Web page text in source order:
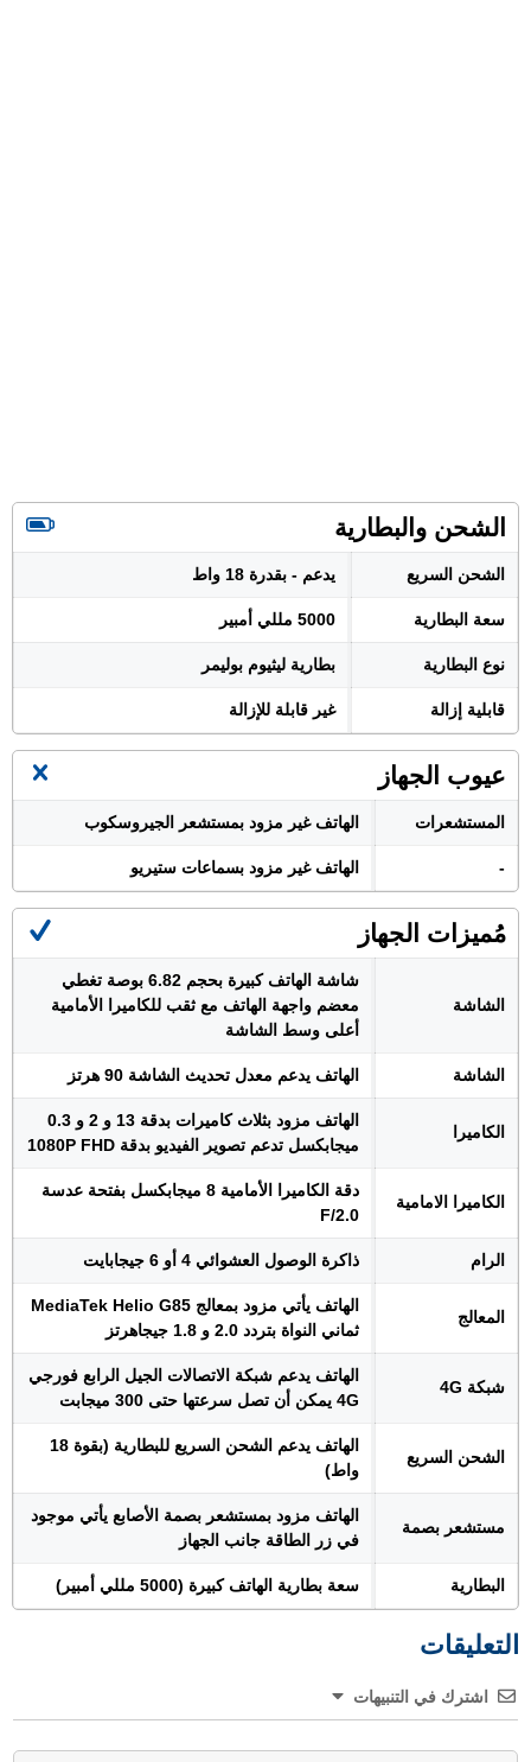
الشحن والبطارية
الشحن السريع يدعم - بقدرة 18 واط
سعة البطارية 5000 مللي أمبير
نوع البطارية بطارية ليثيوم بوليمر
قابلية إزالة غير قابلة للإزالة
عيوب الجهاز
المستشعرات الهاتف غير مزود بمستشعر الجيروسكوب
- الهاتف غير مزود بسماعات ستيريو
مُميزات الجهاز
الشاشة
شاشة الهاتف كبيرة بحجم 6.82 بوصة تغطي
معضم واجهة الهاتف مع ثقب للكاميرا الأمامية
أعلى وسط الشاشة
الشاشة الهاتف يدعم معدل تحديث الشاشة 90 هرتز
الكاميرا
الهاتف مزود بثلاث كاميرات بدقة 13 و 2 و 0.3
ميجابكسل تدعم تصوير الفيديو بدقة 1080P FHD
الكاميرا الامامية
دقة الكاميرا الأمامية 8 ميجابكسل بفتحة عدسة
F/2.0
الرام ذاكرة الوصول العشوائي 4 أو 6 جيجابايت
المعالج
الهاتف يأتي مزود بمعالج MediaTek Helio G85
ثماني النواة بتردد 2.0 و 1.8 جيجاهرتز
شبكة 4G
الهاتف يدعم شبكة الاتصالات الجيل الرابع فورجي
4G يمكن أن تصل سرعتها حتى 300 ميجابت
الشحن السريع
الهاتف يدعم الشحن السريع للبطارية (بقوة 18
واط)
مستشعر بصمة
الهاتف مزود بمستشعر بصمة الأصابع يأتي موجود
في زر الطاقة جانب الجهاز
البطارية سعة بطارية الهاتف كبيرة (5000 مللي أمبير)
التعليقات
اشترك في التنبيهات